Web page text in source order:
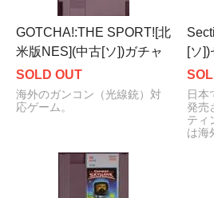
GOTCHA!:THE SPORT![北
米版NES](中古[ソ])ガチャ
SOLD OUT
海外のガンコン（光線銃）対
応ゲーム。
[ソ
日本
発売
ティ
は海